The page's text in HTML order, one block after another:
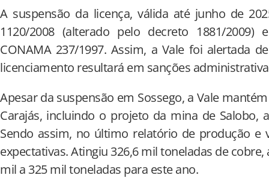
A suspensão da licença, válida até junho de
1120/2008 (alterado pelo decreto 1881/
CONAMA 237/1997. Assim, a Vale foi alertada
licenciamento resultará em sanções
Apesar da suspensão em Sossego, a Vale
Carajás, incluindo o projeto da mina de Salobo,
Sendo assim, no último relatório de produção e
expectativas. Atingiu 326,6 mil toneladas de
mil a 325 mil toneladas para este ano.